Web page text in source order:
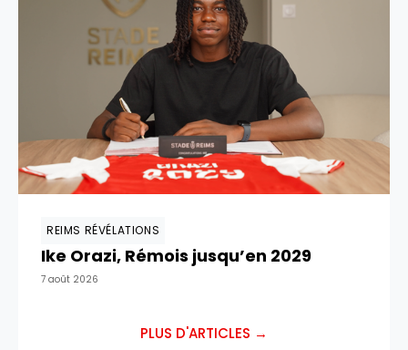
REIMS RÉVÉLATIONS
Ike Orazi, Rémois jusqu’en 2029
7 août 2026
PLUS D'ARTICLES →